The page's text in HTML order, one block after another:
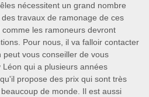
nécessitent un grand nombre
travaux de ramonage de ces
les ramoneurs devront
Pour nous, il va falloir contacter
peut vous conseiller de vous
qui a plusieurs années
propose des prix qui sont très
de monde. Il est aussi